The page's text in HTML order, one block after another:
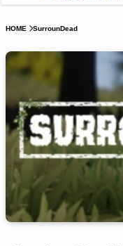
HOME SurrounDead